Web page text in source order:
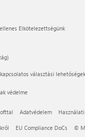
Elkötelezettségünk
választási lehetőségek
védelme
Adatvédelem
EU Compliance DoCs ©